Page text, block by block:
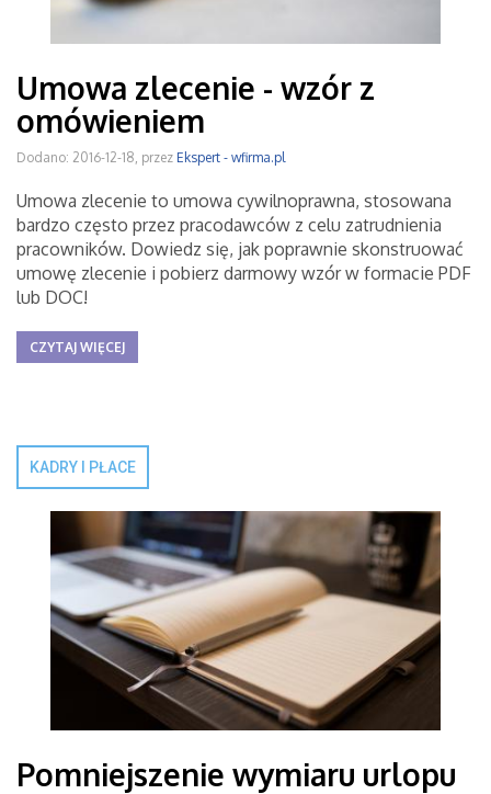
Umowa zlecenie - wzór z
omówieniem
Dodano: 2016-12-18, przez Ekspert - wfirma.pl
Umowa zlecenie to umowa cywilnoprawna, stosowana
bardzo często przez pracodawców z celu zatrudnienia
pracowników. Dowiedz się, jak poprawnie skonstruować
umowę zlecenie i pobierz darmowy wzór w formacie PDF
lub DOC!
CZYTAJ WIĘCEJ
KADRY I PŁACE
Pomniejszenie wymiaru urlopu